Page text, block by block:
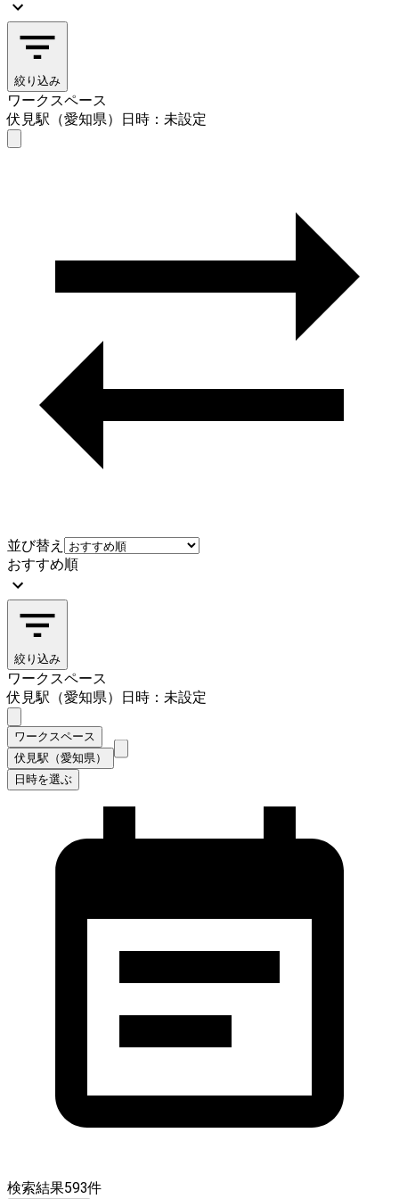
絞り込み
ワークスペース
伏見駅（愛知県）
日時：未設定
並び替え
おすすめ順
絞り込み
ワークスペース
伏見駅（愛知県）
日時：未設定
ワークスペース
伏見駅（愛知県）
日時を選ぶ
検索結果593件